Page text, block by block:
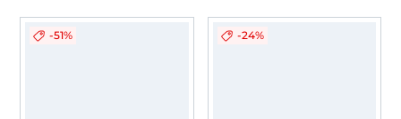
-51% -24%